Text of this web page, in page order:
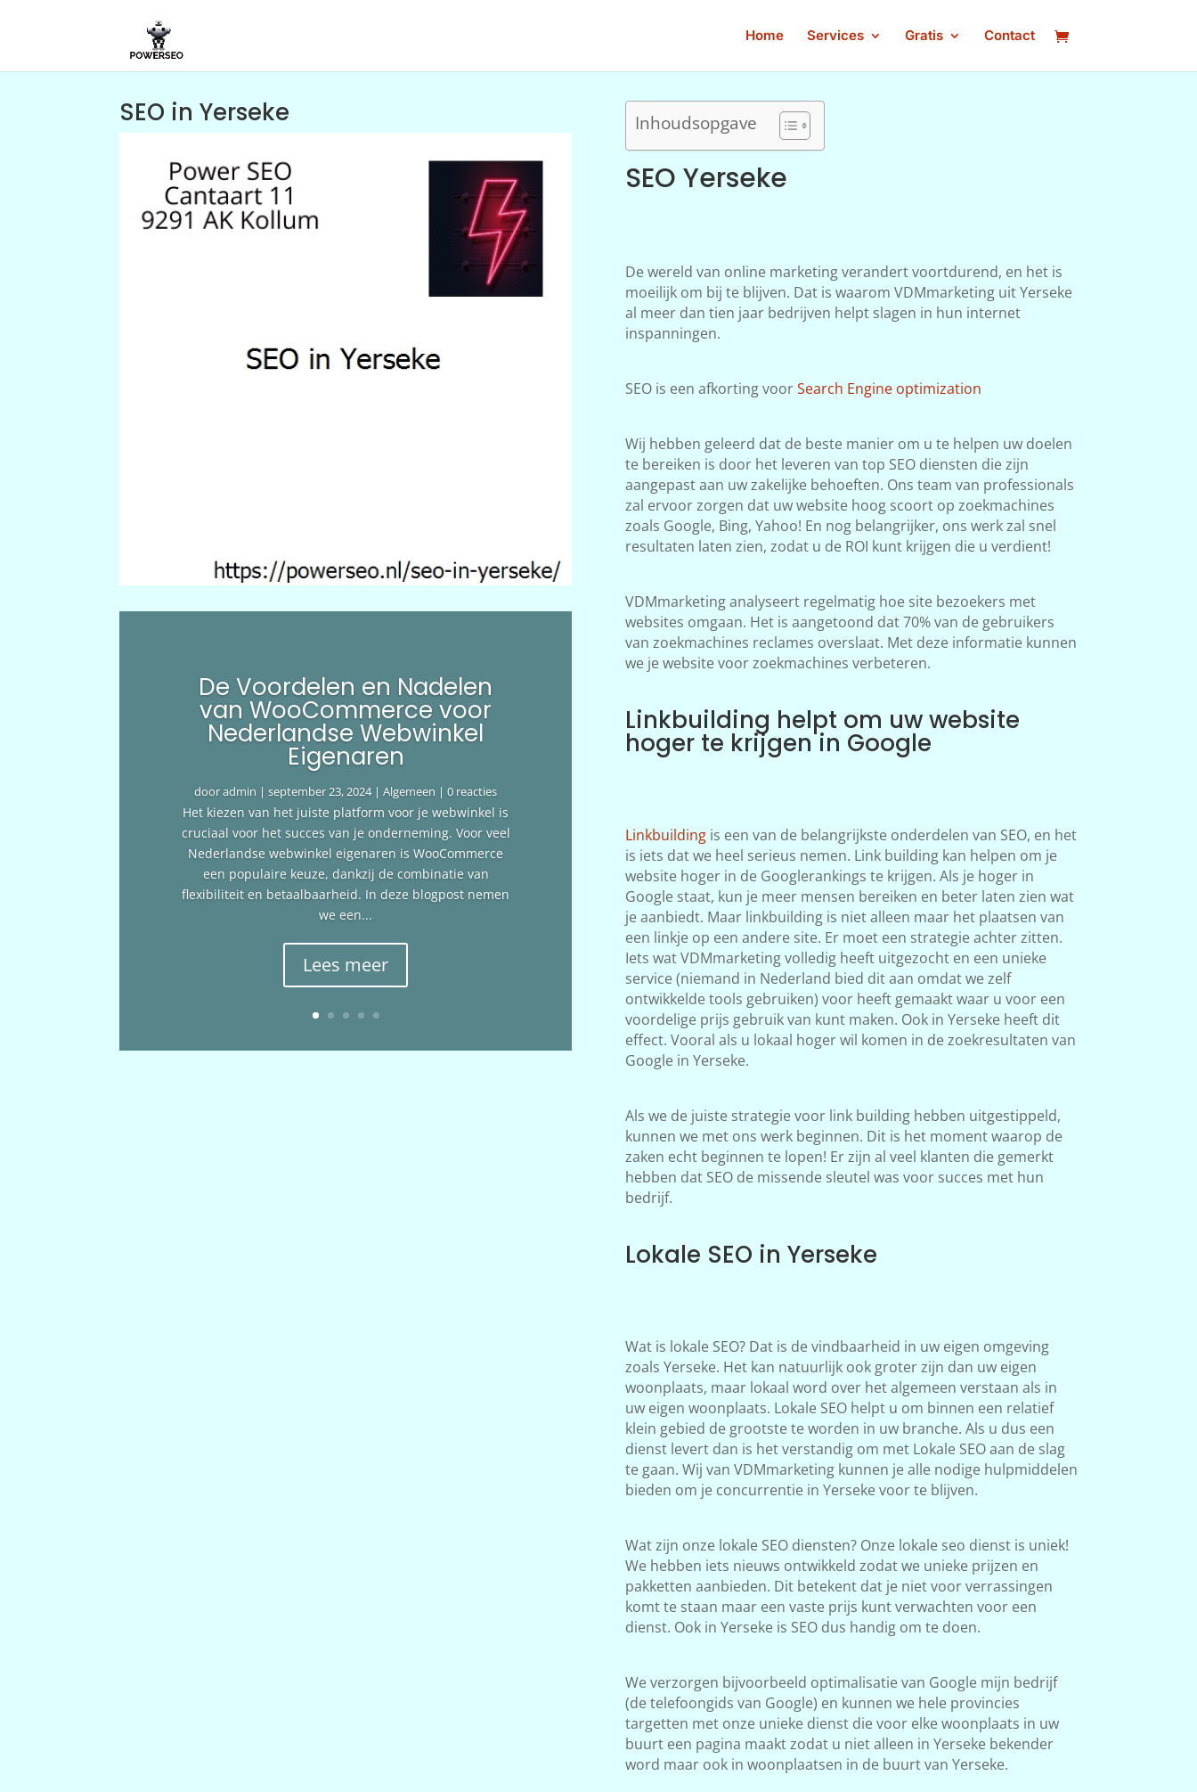
Home Services Gratis Contact
SEO in Yerseke
De Voordelen en Nadelen
van WooCommerce voor
Nederlandse Webwinkel
Eigenaren
dooradmin |september 23, 2024|Algemeen | 0 reacties
Het kiezen van het juiste platform voor je webwinkel is
cruciaal voor het succes van je onderneming. Voor veel
Nederlandse webwinkel eigenaren is WooCommerce
een populaire keuze, dankzij de combinatie van
flexibiliteit en betaalbaarheid. In deze blogpost nemen
we een...
Lees meer
Inhoudsopgave
SEO Yerseke
De wereld van online marketing verandert voortdurend, en het is
moeilijk om bij te blijven. Dat is waarom VDMmarketing uit Yerseke
al meer dan tien jaar bedrijven helpt slagen in hun internet
inspanningen.
SEO is een afkorting voorSearch Engine optimization
Wij hebben geleerd dat de beste manier om u te helpen uw doelen
te bereiken is door het leveren van top SEO diensten die zijn
aangepast aan uw zakelijke behoeften. Ons team van professionals
zal ervoor zorgen dat uw website hoog scoort op zoekmachines
zoals Google, Bing, Yahoo! En nog belangrijker, ons werk zal snel
resultaten laten zien, zodat u de ROI kunt krijgen die u verdient!
VDMmarketing analyseert regelmatig hoe site bezoekers met
websites omgaan. Het is aangetoond dat 70% van de gebruikers
van zoekmachines reclames overslaat. Met deze informatie kunnen
we je website voor zoekmachines verbeteren.
Linkbuilding helpt om uw website
hoger te krijgen in Google
Linkbuildingis een van de belangrijkste onderdelen van SEO, en het
is iets dat we heel serieus nemen. Link building kan helpen om je
website hoger in de Googlerankings te krijgen. Als je hoger in
Google staat, kun je meer mensen bereiken en beter laten zien wat
je aanbiedt. Maar linkbuilding is niet alleen maar het plaatsen van
een linkje op een andere site. Er moet een strategie achter zitten.
Iets wat VDMmarketing volledig heeft uitgezocht en een unieke
service (niemand in Nederland bied dit aan omdat we zelf
ontwikkelde tools gebruiken) voor heeft gemaakt waar u voor een
voordelige prijs gebruik van kunt maken. Ook in Yerseke heeft dit
effect. Vooral als u lokaal hoger wil komen in de zoekresultaten van
Google in Yerseke.
Als we de juiste strategie voor link building hebben uitgestippeld,
kunnen we met ons werk beginnen. Dit is het moment waarop de
zaken echt beginnen te lopen! Er zijn al veel klanten die gemerkt
hebben dat SEO de missende sleutel was voor succes met hun
bedrijf.
Lokale SEO in Yerseke
Wat is lokale SEO? Dat is de vindbaarheid in uw eigen omgeving
zoals Yerseke. Het kan natuurlijk ook groter zijn dan uw eigen
woonplaats, maar lokaal word over het algemeen verstaan als in
uw eigen woonplaats. Lokale SEO helpt u om binnen een relatief
klein gebied de grootste te worden in uw branche. Als u dus een
dienst levert dan is het verstandig om met Lokale SEO aan de slag
te gaan. Wij van VDMmarketing kunnen je alle nodige hulpmiddelen
bieden om je concurrentie in Yerseke voor te blijven.
Wat zijn onze lokale SEO diensten? Onze lokale seo dienst is uniek!
We hebben iets nieuws ontwikkeld zodat we unieke prijzen en
pakketten aanbieden. Dit betekent dat je niet voor verrassingen
komt te staan maar een vaste prijs kunt verwachten voor een
dienst. Ook in Yerseke is SEO dus handig om te doen.
We verzorgen bijvoorbeeld optimalisatie van Google mijn bedrijf
(de telefoongids van Google) en kunnen we hele provincies
targetten met onze unieke dienst die voor elke woonplaats in uw
buurt een pagina maakt zodat u niet alleen in Yerseke bekender
word maar ook in woonplaatsen in de buurt van Yerseke.